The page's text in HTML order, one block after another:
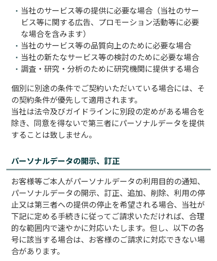
当社のサービス等の提供に必要な場合（当社のサー
ビス等に関する広告、プロモーション活動等に必要
な場合を含みます）
当社のサービス等の品質向上のために必要な場合
当社の新たなサービス等の検討のために必要な場合
調査・研究・分析のために研究機関に提供する場合
個別に別途の条件でご契約いただいている場合には、そ
の契約条件が優先して適用されます。
当社は法令及びガイドラインに別段の定めがある場合を
除き、同意を得ないで第三者にパーソナルデータを提供
することは致しません。
パーソナルデータの開示、訂正
お客様等ご本人がパーソナルデータの利用目的の通知、
パーソナルデータの開示、訂正、追加、削除、利用の停
止又は第三者への提供の停止を希望される場合、当社が
下記に定める手続きに従ってご請求いただければ、合理
的な範囲内で速やかに対応いたします。但し、以下の各
号に該当する場合は、お客様のご請求に対応できない場
合があります。